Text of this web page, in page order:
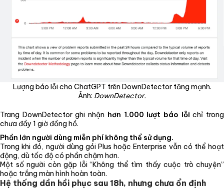
Lượng báo lỗi cho ChatGPT trên DownDetector tăng mạnh.
Ảnh: DownDetector.
Trang DownDetector ghi nhận hơn 1.000 lượt báo lỗi chỉ trong
chưa đầy 1 giờ đồng hồ.
Phần lớn người dùng miễn phí không thể sử dụng.
Trong khi đó, người dùng gói Plus hoặc Enterprise vẫn có thể hoạt
động, dù tốc độ có phần chậm hơn.
Một số người còn gặp lỗi “Không thể tìm thấy cuộc trò chuyện”
hoặc trắng màn hình hoàn toàn.
Hệ thống dần hồi phục sau 18h, nhưng chưa ổn định